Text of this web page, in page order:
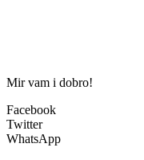
Mir vam i dobro!
Facebook
Twitter
WhatsApp